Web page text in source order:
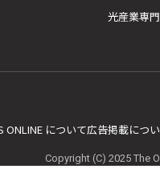
光産業専
ONLINE について広告掲載につ
Copyright (C) 2025 The